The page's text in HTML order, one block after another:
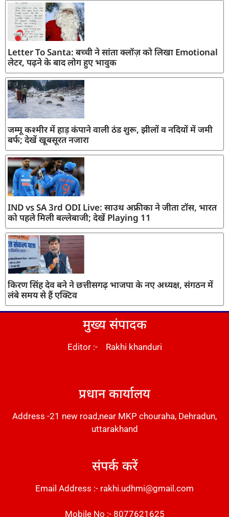
Letter To Santa: बच्ची ने सांता क्लॉज़ को लिखा Emotional
लेटर, पढ़ने के बाद लोग हुए भावुक
जम्मू कश्मीर में हाड़ कंपाने वाली ठंड शुरू, झीलों व नदियों में जमी
बर्फ; देखें खूबसूरत नजारा
IND vs SA 3rd ODI Live: साउथ अफ्रीका ने जीता टॉस, भारत
को पहले मिली बल्लेबाजी; देखें Playing 11
किरण सिंह देव बने ने छत्तीसगढ़ भाजपा के नए अध्यक्ष, संगठन में
लंबे समय से हैं एक्टिव
मुख्य संपादक
Editor :- Rakhi khanduri
प्रधान कार्यालय
Address -21 new road,near MKP chouraha, Dehradun,
uttarakhand
संपर्क करें
Email Address :- rakhi.udhmi@gmail.com
Mobile No :- 8077621625